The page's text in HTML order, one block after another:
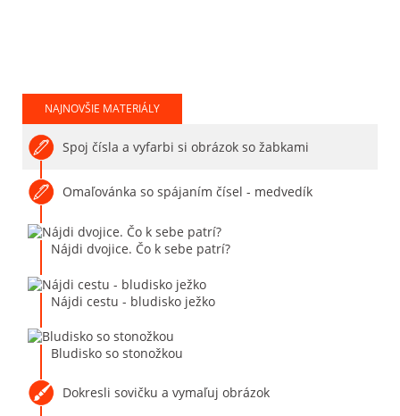
NAJNOVŠIE MATERIÁLY
Spoj čísla a vyfarbi si obrázok so žabkami
Omaľovánka so spájaním čísel - medvedík
Nájdi dvojice. Čo k sebe patrí?
Nájdi cestu - bludisko ježko
Bludisko so stonožkou
Dokresli sovičku a vymaľuj obrázok